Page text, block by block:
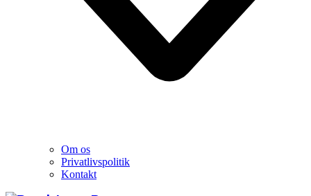
Om os
Privatlivspolitik
Kontakt